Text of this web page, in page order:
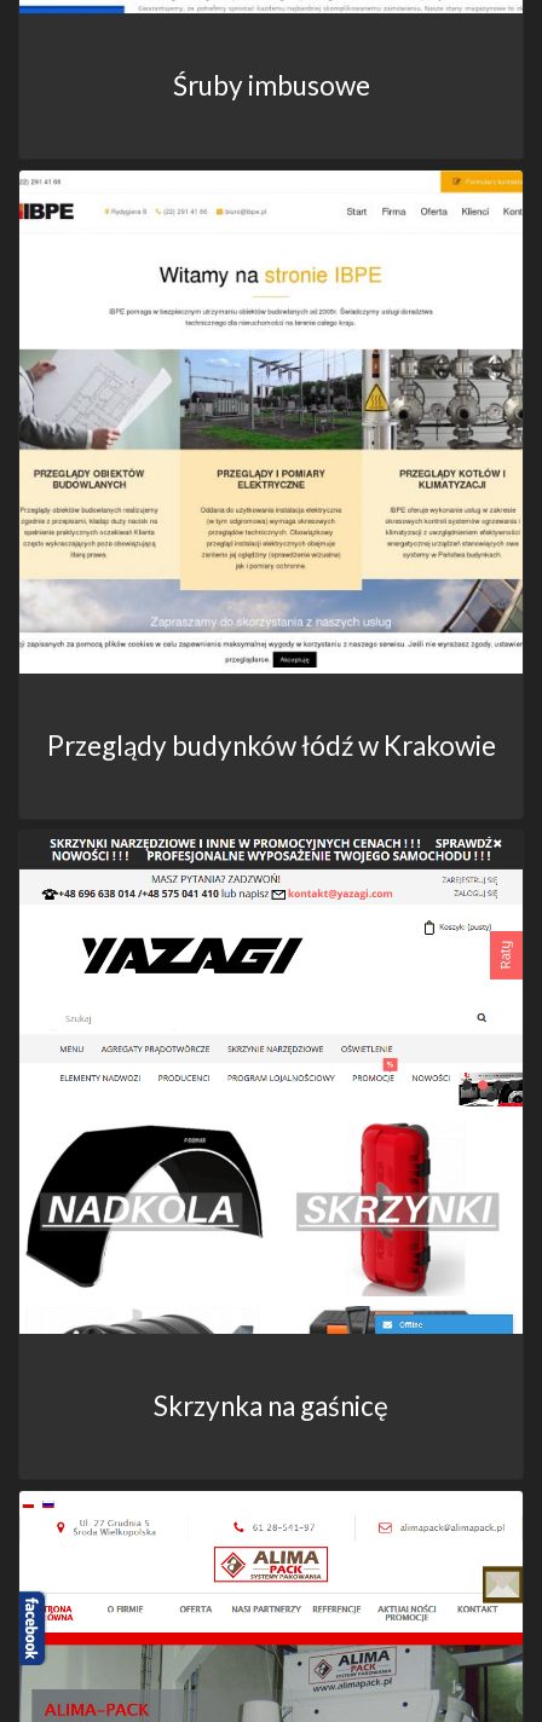
Śruby imbusowe
Przeglądy budynków łódź w Krakowie
Skrzynka na gaśnicę